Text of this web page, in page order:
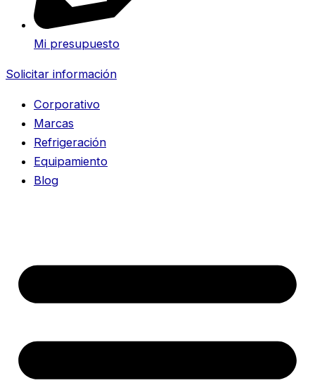
Mi presupuesto
Solicitar información
Corporativo
Marcas
Refrigeración
Equipamiento
Blog